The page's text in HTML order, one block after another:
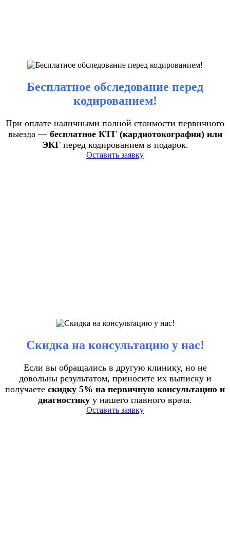
Бесплатное обследование перед
кодированием!
При оплате наличными полной стоимости первичного
выезда — бесплатное КТГ (кардиотокография) или
ЭКГперед кодированием в подарок.
Оставить заявку
Скидка на консультацию у нас!
Если вы обращались в другую клинику, но не
довольны результатом, приносите их выписку и
получаете скидку 5% на первичную консультацию и
диагностику у нашего главного врача.
Оставить заявку